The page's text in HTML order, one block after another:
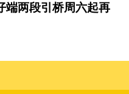
两段引桥周六起再